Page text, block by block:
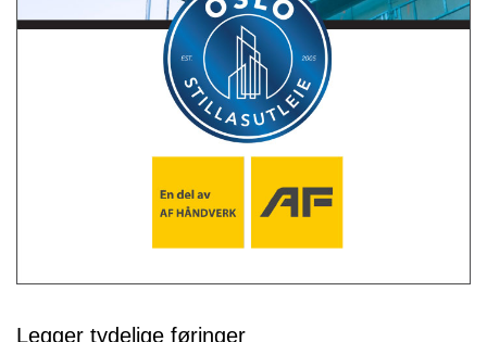
Legger tydelige føringer